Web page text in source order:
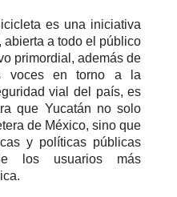
es una iniciativa
abierta a todo el público
primordial, además de
voces en torno a la
vial del país, es
que Yucatán no solo
de México, sino que
y políticas públicas
los usuarios más